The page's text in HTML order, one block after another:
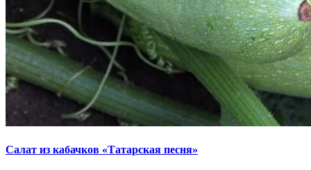
Салат из кабачков «Татарская песня»